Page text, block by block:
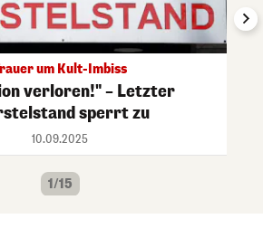
um Kult-Imbiss
verloren!" – Letzter
sperrt zu
10.09.2025
1/15